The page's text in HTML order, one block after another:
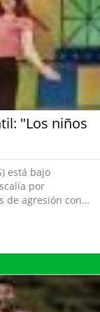
"Los niños
está bajo
por
de agresión con